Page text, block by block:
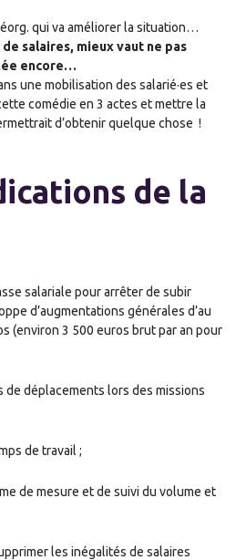
qui va améliorer la situation…
salaires, mieux vaut ne pas
encore…
une mobilisation des salarié·es et
comédie en 3 actes et mettre la
itd’obtenir quelque chose !
de la
salariale pour arrêter de subir
d’augmentations générales d’au
(environ 3 500 euros brut par an pour
de déplacements lors des missions
de travail ;
de mesure et de suivi du volume et
les inégalités de salaires